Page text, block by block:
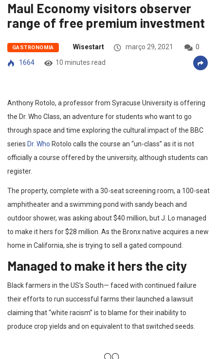
Maul Economy visitors observer
range of free premium investment
GASTRONOMIA Wisestart março 29, 2021
0
1664
10 minutes read
Anthony Rotolo, a professor from Syracuse University is offering
the Dr. Who Class, an adventure for students who want to go
through space and time exploring the cultural impact of the BBC
series Dr. Who Rotolo calls the course an “un-class” as it is not
officially a course offered by the university, although students can
register.
The property, complete with a 30-seat screening room, a 100-seat
amphitheater and a swimming pond with sandy beach and
outdoor shower, was asking about $40 million, but J. Lo managed
to make it hers for $28 million. As the Bronx native acquires a new
home in California, she is trying to sell a gated compound.
Managed to make it hers the city
Black farmers in the US’s South— faced with continued failure
their efforts to run successful farms their launched a lawsuit
claiming that “white racism” is to blame for their inability to
produce crop yields and on equivalent to that switched seeds.